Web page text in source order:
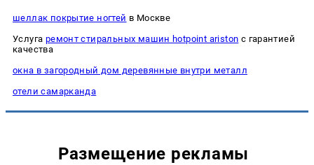
шеллак покрытие ногтей в Москве
Услуга ремонт стиральных машин hotpoint ariston с гарантией
качества
окна в загородный дом деревянные внутри металл
отели самарканда
Размещение рекламы